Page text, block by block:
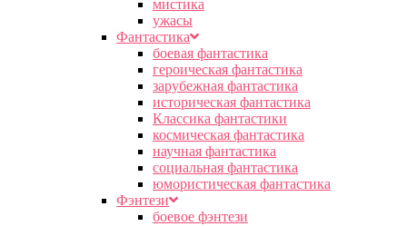
мистика
ужасы
Фантастика
боевая фантастика
героическая фантастика
зарубежная фантастика
историческая фантастика
Классика фантастики
космическая фантастика
научная фантастика
социальная фантастика
юмористическая фантастика
Фэнтези
боевое фэнтези